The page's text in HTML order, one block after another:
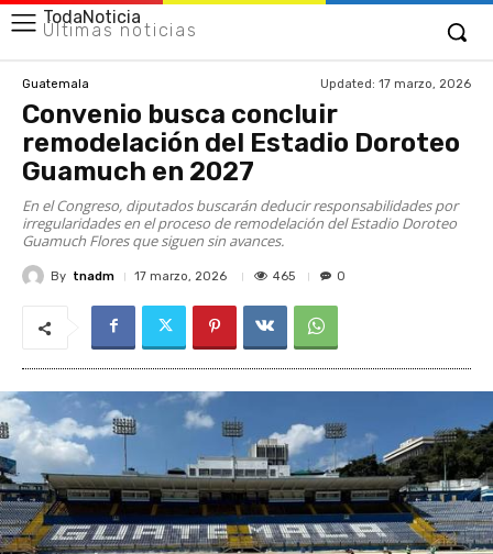
TodaNoticia
Últimas noticias
Guatemala Updated: 17 marzo, 2026
Convenio busca concluir
remodelación del Estadio Doroteo
Guamuch en 2027
En el Congreso, diputados buscarán deducir responsabilidades por
irregularidades en el proceso de remodelación del Estadio Doroteo
Guamuch Flores que siguen sin avances.
By tnadm 17 marzo, 2026 465 0